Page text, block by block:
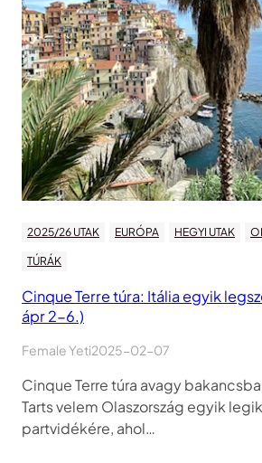
2025/26 UTAK EURÓPA HEGYI UTAK
TÚRÁK
Cinque Terre túra: Itália egyik
ápr 2-6.)
Female Yeti2025-02-07
Cinque Terre túra avagy
Tarts velem Olaszország egyik
partvidékére, ahol…